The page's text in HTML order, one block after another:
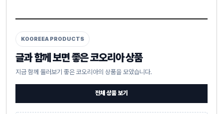
KOOREEA PRODUCTS
글과 함께 보면 좋은 코오리아 상품
지금 함께 둘러보기 좋은 코오리아의 상품을 모았습니다.
전체 상품 보기